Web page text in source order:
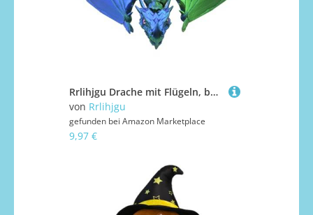
Rrlihjgu Drache mit Flügeln, beweglicher Drache, bedruckt, realistisches Drachenspielzeug, lindert Stress und erhöht die Kreativität mit einem beweglichen Spielzeug für die Heimdekoration
von Rrlihjgu
gefunden bei Amazon Marketplace
9,97 €